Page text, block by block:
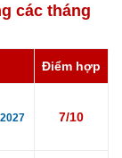
các tháng
Điểm hợp
7/10